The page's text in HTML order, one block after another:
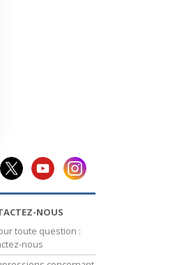
NOUS
toute question :
nous